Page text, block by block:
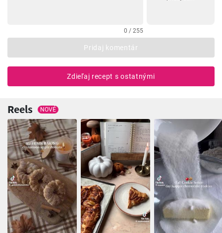
0 / 255
Pridaj komentár
Zdieľaj recept s ostatnými
Reels NOVÉ